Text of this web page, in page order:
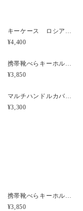
キーケース ロシアンカーフ調レザー (2色展開)
¥4,400
携帯靴べらキーホルダー Natural Oiled NUME
¥3,850
マルチハンドルカバー 2本セット (3色展開)
¥3,300
携帯靴べらキーホルダー Minerva Box Blue (Italian Leather)
¥3,850